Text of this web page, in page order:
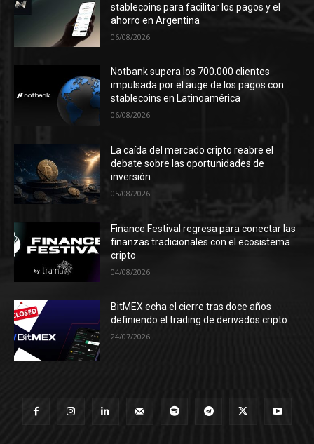
stablecoins para facilitar los pagos y el
ahorro en Argentina
06/08/2026
Notbank supera los 700.000 clientes
impulsada por el auge de los pagos con
stablecoins en Latinoamérica
06/08/2026
La caída del mercado cripto reabre el
debate sobre las oportunidades de
inversión
05/08/2026
Finance Festival regresa para conectar las
finanzas tradicionales con el ecosistema
cripto
04/08/2026
BitMEX echa el cierre tras doce años
definiendo el trading de derivados cripto
24/07/2026